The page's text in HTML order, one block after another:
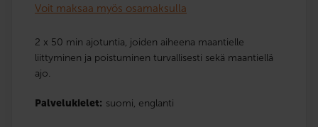
Voit maksaa myös osamaksulla
2 x 50 min ajotuntia, joiden aiheena maantielle
liittyminen ja poistuminen turvallisesti sekä maantiellä
ajo.
Palvelukielet: suomi, englanti